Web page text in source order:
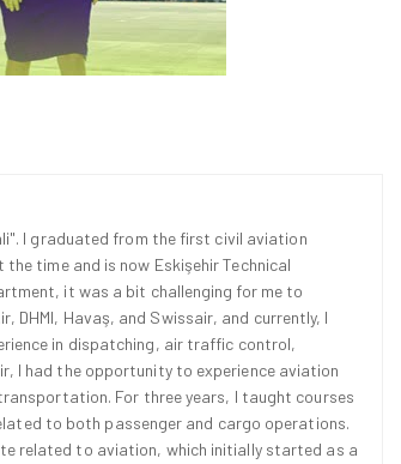
I graduated from the first civil aviation
time and is now Eskişehir Technical
it was a bit challenging for me to
DHMI, Havaş, and Swissair, and currently, I
in dispatching, air traffic control,
I had the opportunity to experience aviation
For three years, I taught courses
to both passenger and cargo operations.
related to aviation, which initially started as a